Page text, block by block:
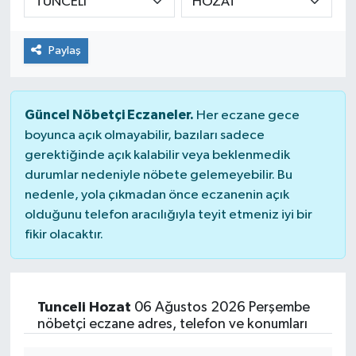
Paylaş
Güncel Nöbetçi Eczaneler. Her eczane gece
boyunca açık olmayabilir, bazıları sadece
gerektiğinde açık kalabilir veya beklenmedik
durumlar nedeniyle nöbete gelemeyebilir. Bu
nedenle, yola çıkmadan önce eczanenin açık
olduğunu telefon aracılığıyla teyit etmeniz iyi bir
fikir olacaktır.
Tunceli Hozat 06 Ağustos 2026 Perşembe
nöbetçi eczane adres, telefon ve konumları
Magazin
Özel Haber
Resmi İlan
Sağlık
Spor